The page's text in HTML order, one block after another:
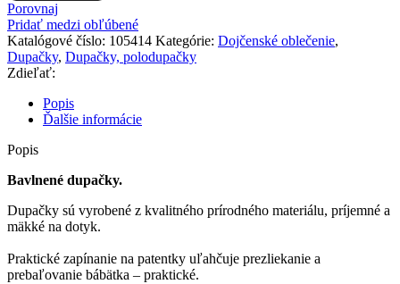
Porovnaj
Pridať medzi obľúbené
Katalógové číslo: 105414 Kategórie: Dojčenské oblečenie,
Dupačky, Dupačky, polodupačky
Zdieľať:
Popis
Ďalšie informácie
Popis
Bavlnené dupačky.
Dupačky sú vyrobené z kvalitného prírodného materiálu, príjemné a
mäkké na dotyk.
Praktické zapínanie na patentky uľahčuje prezliekanie a
prebaľovanie bábätka – praktické.